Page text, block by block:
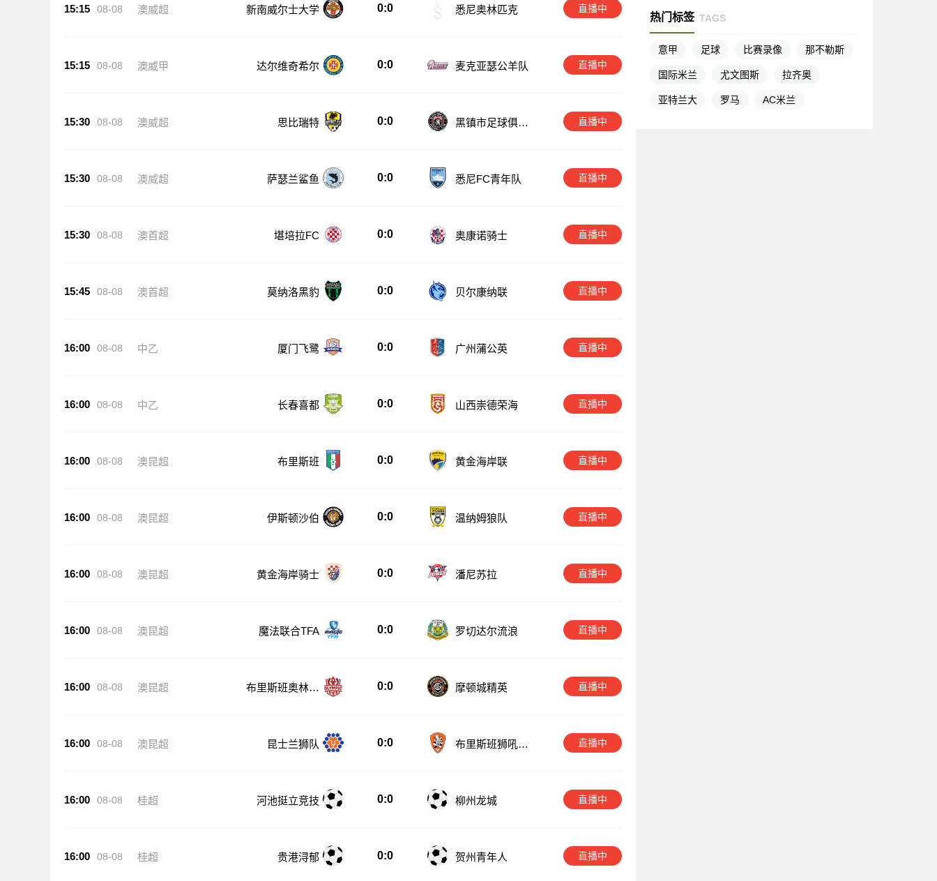
15:15 08-08 澳威超 新南威尔士大学 0:0 悉尼奥林匹克 直播中
15:15 08-08 澳威甲 达尔维奇希尔 0:0 麦克亚瑟公羊队 直播中
15:30 08-08 澳威超 思比瑞特 0:0
黑镇市足球俱乐
直播中
15:30 08-08 澳威超 萨瑟兰鲨鱼 0:0 悉尼FC青年队 直播中
15:30 08-08 澳首超 堪培拉FC 0:0 奥康诺骑士 直播中
15:45 08-08 澳首超 莫纳洛黑豹 0:0 贝尔康纳联 直播中
16:00 08-08 中乙 厦门飞鹭 0:0 广州蒲公英 直播中
16:00 08-08 中乙 长春喜都 0:0 山西崇德荣海 直播中
16:00 08-08 澳昆超 布里斯班 0:0 黄金海岸联 直播中
16:00 08-08 澳昆超 伊斯顿沙伯 0:0 温纳姆狼队 直播中
16:00 08-08 澳昆超 黄金海岸骑士 0:0 潘尼苏拉 直播中
16:00 08-08 澳昆超 魔法联合TFA 0:0 罗切达尔流浪 直播中
16:00 08-08 澳昆超
布里斯班奥林匹
0:0 摩顿城精英 直播中
16:00 08-08 澳昆超 昆士兰狮队 0:0
布里斯班狮吼青
直播中
16:00 08-08 桂超 河池挺立竞技 0:0 柳州龙城 直播中
16:00 08-08 桂超 贵港浔郁 0:0 贺州青年人 直播中
热门标签 TAGS
意甲 足球 比赛录像 那不勒斯
国际米兰 尤文图斯 拉齐奥
亚特兰大 罗马 AC米兰